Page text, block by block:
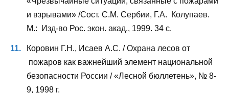
и взрывами» /Сост. С.М. Сербии, Г.А. Колупаев.
М.: Изд-во Рос. экон. акад., 1999. 34 с.
Коровин Г.Н., Исаев А.С. / Охрана лесов от
пожаров как важнейший элемент национальной
безопасности России / «Лесной бюллетень», № 8-
9, 1998 г.